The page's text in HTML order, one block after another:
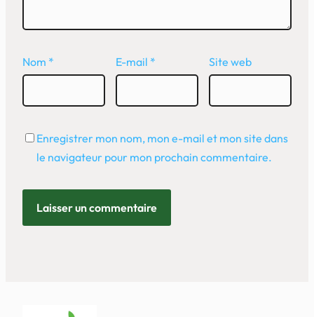
Nom * E-mail * Site web
Enregistrer mon nom, mon e-mail et mon site dans
le navigateur pour mon prochain commentaire.